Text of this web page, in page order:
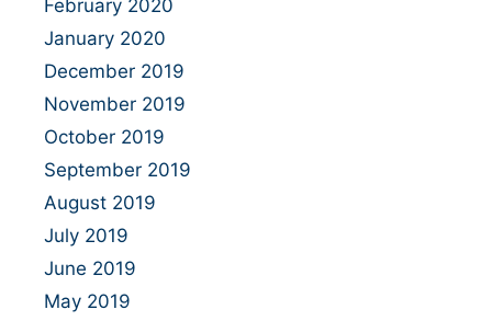
February 2020
January 2020
December 2019
November 2019
October 2019
September 2019
August 2019
July 2019
June 2019
May 2019